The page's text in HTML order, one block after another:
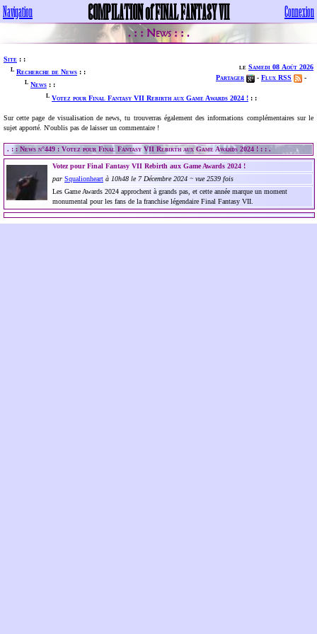
Navigation Connexion
COMPILATION of FINAL FANTASY VII
. : :News: : .
Site : :
L Recherche de News : :
L News : :
le Samedi 08 Août 2026
Partager
- Flux RSS -
L Votez pour Final Fantasy VII Rebirth aux Game Awards 2024 ! : :
Sur cette page de visualisation de news, tu trouverras également des informations complémentaires sur le
sujet apporté. N'oublis pas de laisser un commentaire !
. : : News n°449 : Votez pour Final Fantasy VII Rebirth aux Game Awards 2024 ! : : .
Votez pour Final Fantasy VII Rebirth aux Game Awards 2024 !
par Squalionheart à 10h48 le 7 Décembre 2024 ~ vue 2539 fois
Les Game Awards 2024 approchent à grands pas, et cette année marque un moment
monumental pour les fans de la franchise légendaire Final Fantasy VII.